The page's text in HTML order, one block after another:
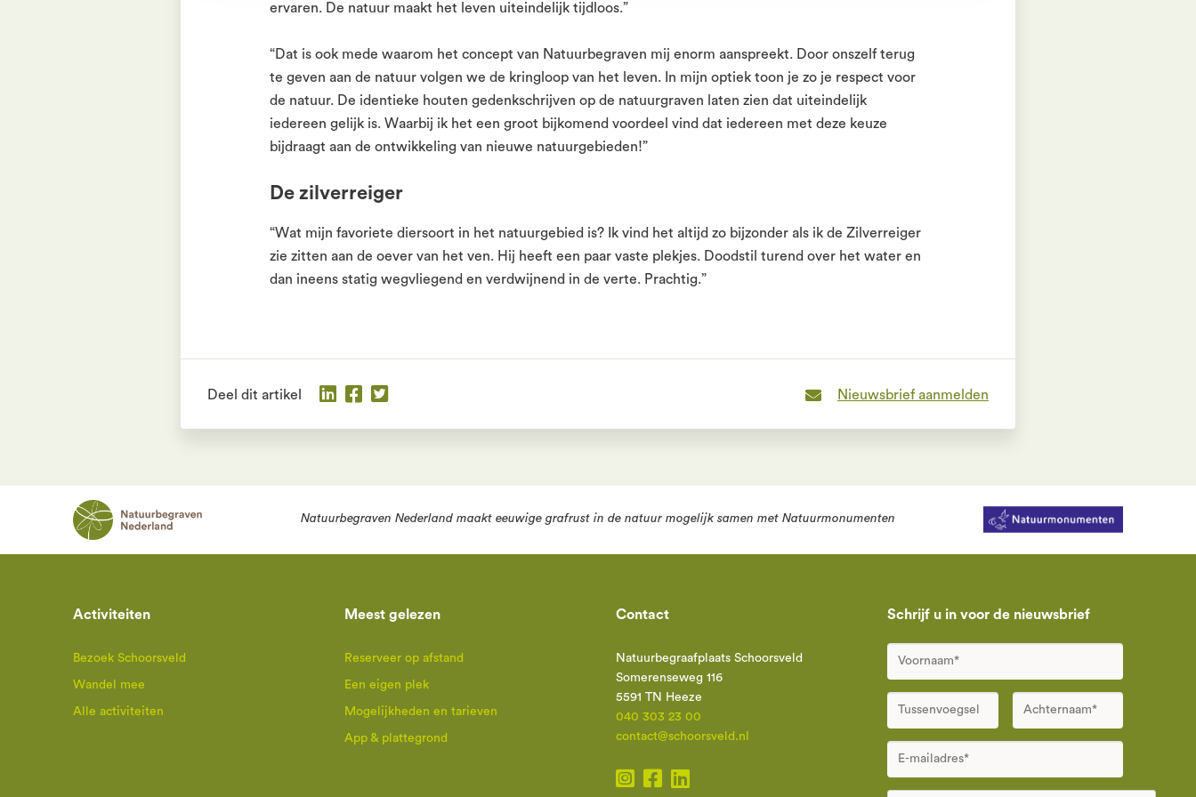
ervaren. De natuur maakt het leven uiteindelijk tijdloos.”
“Dat is ook mede waarom het concept van Natuurbegraven mij enorm aanspreekt. Door onszelf terug
te geven aan de natuur volgen we de kringloop van het leven. In mijn optiek toon je zo je respect voor
de natuur. De identieke houten gedenkschrijven op de natuurgraven laten zien dat uiteindelijk
iedereen gelijk is. Waarbij ik het een groot bijkomend voordeel vind dat iedereen met deze keuze
bijdraagt aan de ontwikkeling van nieuwe natuurgebieden!”
De zilverreiger
“Wat mijn favoriete diersoort in het natuurgebied is? Ik vind het altijd zo bijzonder als ik de Zilverreiger
zie zitten aan de oever van het ven. Hij heeft een paar vaste plekjes. Doodstil turend over het water en
dan ineens statig wegvliegend en verdwijnend in de verte. Prachtig.”
Deel dit artikel Nieuwsbrief aanmelden
Natuurbegraven Nederland maakt eeuwige grafrust in de natuur mogelijk samen met Natuurmonumenten
Activiteiten
Bezoek Schoorsveld
Wandel mee
Alle activiteiten
Meest gelezen
Reserveer op afstand
Een eigen plek
Mogelijkheden en tarieven
App & plattegrond
Contact
Natuurbegraafplaats Schoorsveld
Somerenseweg 116
5591 TN Heeze
040 303 23 00
contact@schoorsveld.nl
Schrijf u in voor de nieuwsbrief